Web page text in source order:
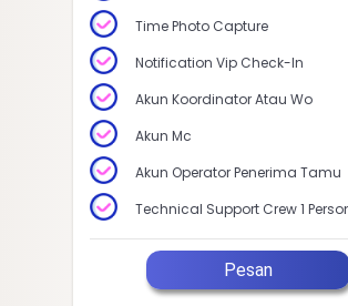
Time Photo Capture
Notification Vip Check-In
Akun Koordinator Atau Wo
Akun Mc
Akun Operator Penerima Tamu
Technical Support Crew 1
Pesan